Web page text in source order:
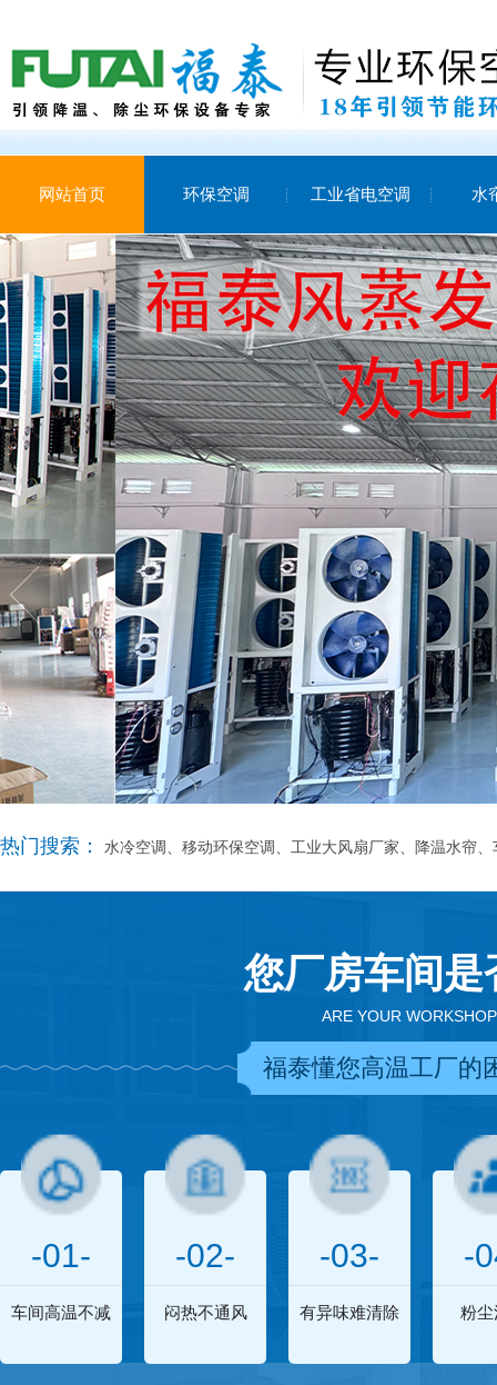
网站首页 环保空调 工业省电空调 水
热门搜索： 水冷空调、移动环保空调、工业大风扇厂家、降温水帘
您厂房车间
ARE YOUR
福泰懂您高温工厂的
-01-
车间高温不减
-02-
闷热不通风
-03-
有异味难清除
-
粉尘